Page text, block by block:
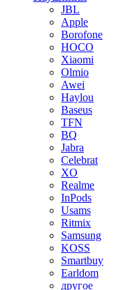
JBL
Apple
Borofone
HOCO
Xiaomi
Olmio
Awei
Haylou
Baseus
TFN
BQ
Jabra
Celebrat
XO
Realme
InPods
Usams
Ritmix
Samsung
KOSS
Smartbuy
Earldom
другое